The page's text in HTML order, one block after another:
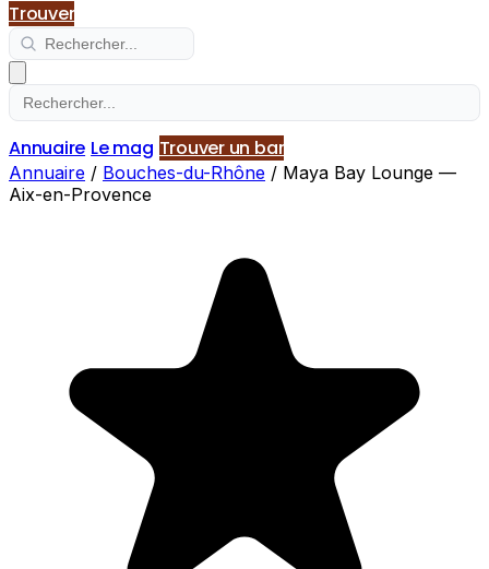
Trouver
Annuaire Le mag Trouver un bar
Annuaire / Bouches-du-Rhône / Maya Bay Lounge —
Aix-en-Provence